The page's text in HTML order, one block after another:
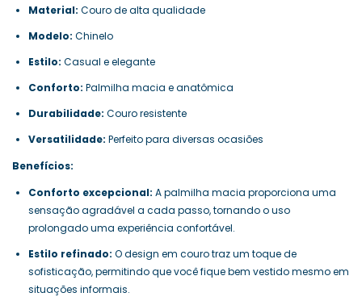
Material: Couro de alta qualidade
Modelo: Chinelo
Estilo: Casual e elegante
Conforto: Palmilha macia e anatômica
Durabilidade: Couro resistente
Versatilidade: Perfeito para diversas ocasiões
Benefícios:
Conforto excepcional: A palmilha macia proporciona uma
sensação agradável a cada passo, tornando o uso
prolongado uma experiência confortável.
Estilo refinado: O design em couro traz um toque de
sofisticação, permitindo que você fique bem vestido mesmo em
situações informais.